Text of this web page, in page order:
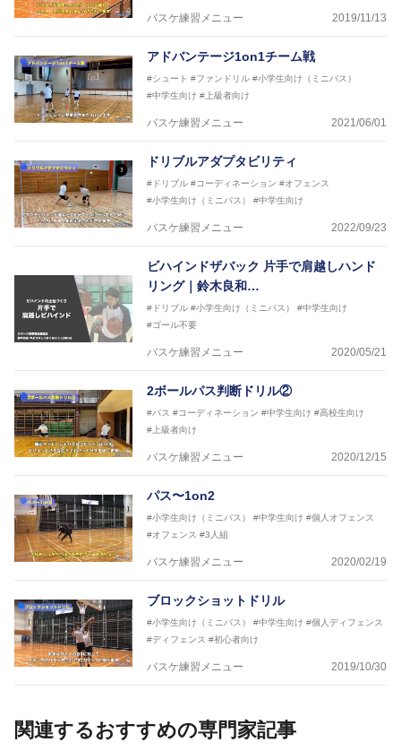
バスケ練習メニュー 2019/11/13
アドバンテージ1on1チーム戦
#シュート #ファンドリル #小学生向け（ミニバス）
#中学生向け #上級者向け
バスケ練習メニュー 2021/06/01
ドリブルアダプタビリティ
#ドリブル #コーディネーション #オフェンス
#小学生向け（ミニバス）
#中学生向け
バスケ練習メニュー 2022/09/23
ビハインドザバック 片手で肩越しハンド
リング｜鈴木良和…
#ドリブル #小学生向け（ミニバス）
#中学生向け
#ゴール不要
バスケ練習メニュー 2020/05/21
2ボールパス判断ドリル②
#パス #コーディネーション #中学生向け #高校生向け
#上級者向け
バスケ練習メニュー 2020/12/15
パス〜1on2
#小学生向け（ミニバス） #中学生向け #個人オフェンス
#オフェンス #3人組
バスケ練習メニュー 2020/02/19
ブロックショットドリル
#小学生向け（ミニバス） #中学生向け #個人ディフェンス
#ディフェンス #初心者向け
バスケ練習メニュー 2019/10/30
関連するおすすめの専門家記事